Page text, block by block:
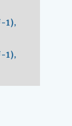
1),
1),